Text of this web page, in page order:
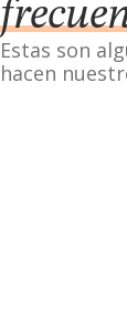
Estas son
hacen